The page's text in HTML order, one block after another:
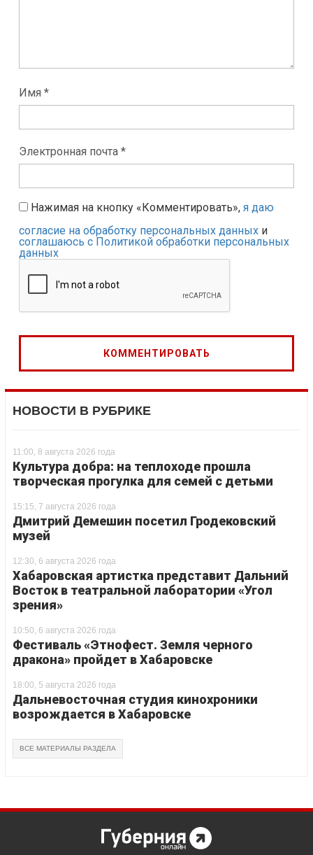
Имя *
Электронная почта *
Нажимая на кнопку «Комментировать», я даю
согласие на обработку персональных данных и
соглашаюсь с Политикой обработки персональных
данных
НОВОСТИ В РУБРИКЕ
11:00, 8 августа 2026 года
Культура добра: на теплоходе прошла
творческая прогулка для семей с детьми
15:15, 7 августа 2026 года
Дмитрий Демешин посетил Гродековский
музей
12:30, 6 августа 2026 года
Хабаровская артистка представит Дальний
Восток в театральной лаборатории «Угол
зрения»
10:50, 6 августа 2026 года
Фестиваль «Этнофест. Земля черного
дракона» пройдет в Хабаровске
18:00, 5 августа 2026 года
Дальневосточная студия кинохроники
возрождается в Хабаровске
ВСЕ МАТЕРИАЛЫ РАЗДЕЛА